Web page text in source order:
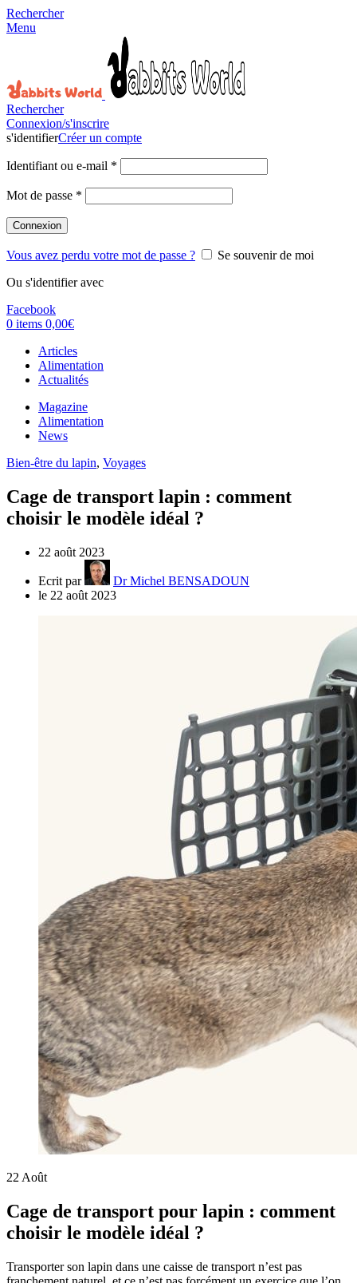
Rechercher
Menu
Rechercher
Connexion/s'inscrire
s'identifierCréer un compte
Identifiant ou e-mail *
Mot de passe *
Connexion
Vous avez perdu votre mot de passe ?
Se souvenir de moi
Ou s'identifier avec
Facebook
0 items 0,00€
Articles
Alimentation
Actualités
Magazine
Alimentation
News
Bien-être du lapin, Voyages
Cage de transport lapin : comment
choisir le modèle idéal ?
22 août 2023
Ecrit par
Dr Michel BENSADOUN
le 22 août 2023
22 Août
Cage de transport pour lapin : comment
choisir le modèle idéal ?
Transporter son lapin dans une caisse de transport n’est pas